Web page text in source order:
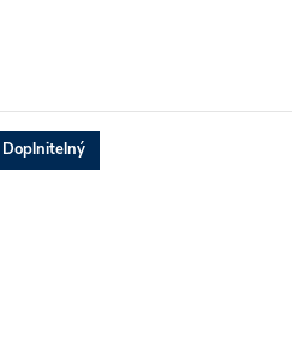
Doplnitelný